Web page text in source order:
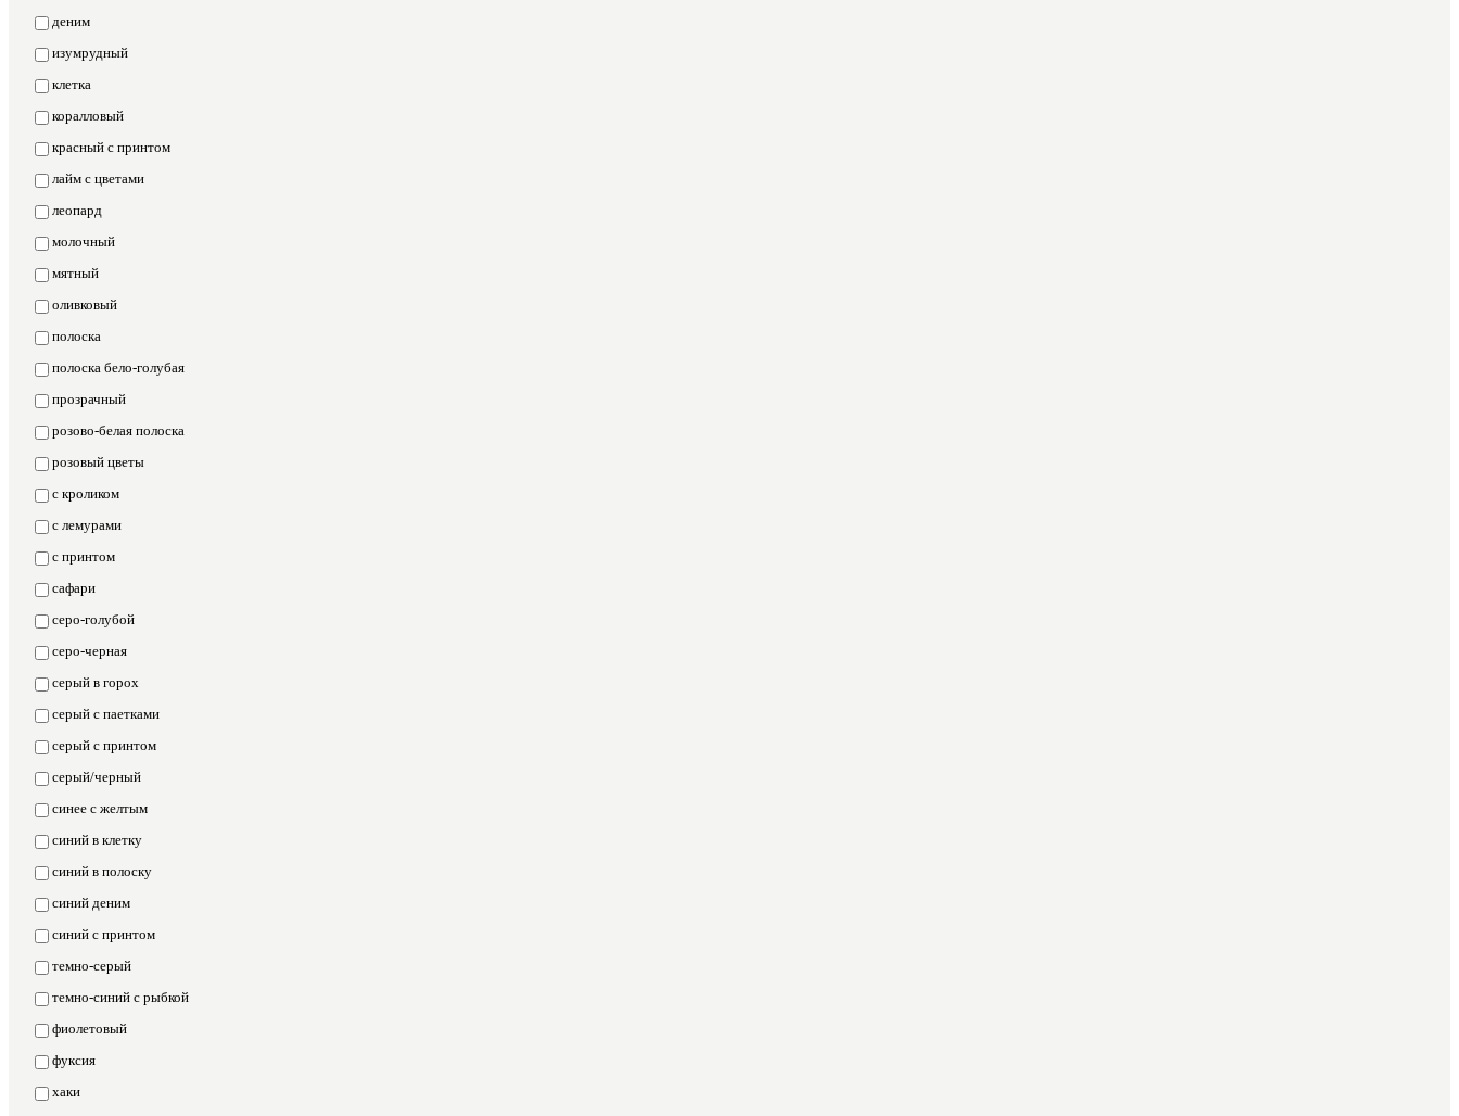
деним
изумрудный
клетка
коралловый
красный с принтом
лайм с цветами
леопард
молочный
мятный
оливковый
полоска
полоска бело-голубая
прозрачный
розово-белая полоска
розовый цветы
с кроликом
с лемурами
с принтом
сафари
серо-голубой
серо-черная
серый в горох
серый с паетками
серый с принтом
серый/черный
синее с желтым
синий в клетку
синий в полоску
синий деним
синий с принтом
темно-серый
темно-синий с рыбкой
фиолетовый
фуксия
хаки